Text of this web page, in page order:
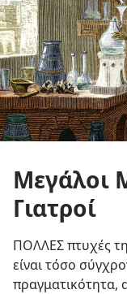
Μεγάλοι
Γιατροί
ΠΟΛΛΕΣ πτυχές
είναι τόσο
πραγματικότητα,